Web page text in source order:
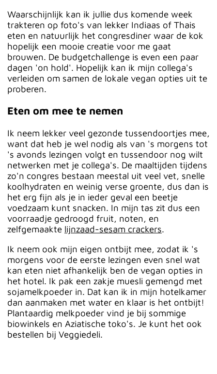
Waarschijnlijk kan ik jullie dus komende week
trakteren op foto's van lekker Indiaas of Thais
eten en natuurlijk het congresdiner waar de kok
hopelijk een mooie creatie voor me gaat
brouwen. De budgetchallenge is even een paar
dagen 'on hold'. Hopelijk kan ik mijn collega's
verleiden om samen de lokale vegan opties uit te
proberen.
Eten om mee te nemen
Ik neem lekker veel gezonde tussendoortjes mee,
want dat heb je wel nodig als van 's morgens tot
's avonds lezingen volgt en tussendoor nog wilt
netwerken met je collega's. De maaltijden tijdens
zo'n congres bestaan meestal uit veel vet, snelle
koolhydraten en weinig verse groente, dus dan is
het erg fijn als je in ieder geval een beetje
voedzaam kunt snacken. In mijn tas zit dus een
voorraadje gedroogd fruit, noten, en
zelfgemaakte lijnzaad-sesam crackers.
Ik neem ook mijn eigen ontbijt mee, zodat ik 's
morgens voor de eerste lezingen even snel wat
kan eten niet afhankelijk ben de vegan opties in
het hotel. Ik pak een zakje muesli gemengd met
sojamelkpoeder in. Dat kan ik in mijn hotelkamer
dan aanmaken met water en klaar is het ontbijt!
Plantaardig melkpoeder vind je bij sommige
biowinkels en Aziatische toko's. Je kunt het ook
bestellen bij Veggiedeli.